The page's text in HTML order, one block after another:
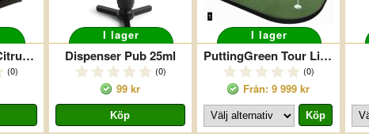
Mexican Elbow Citruspress
(0)
I lager
Dispenser Pub 25ml
(0)
99 kr
I lager
PuttingGreen Tour Links
(0)
Från: 9 999 kr